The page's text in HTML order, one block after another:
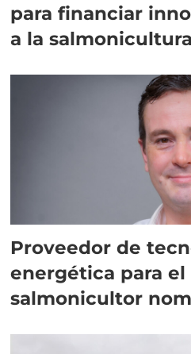
para financiar
a la salmonicultura
Proveedor de
energética para
salmonicultor